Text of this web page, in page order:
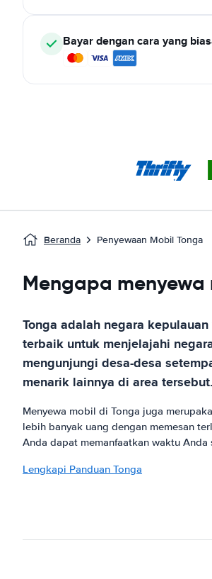
Bayar dengan cara yang
Beranda Penyewaan Mobil Tonga
Mengapa menyewa
Tonga adalah negara
terbaik untuk menjelajahi
mengunjungi desa-desa
menarik lainnya di area tersebut.
Menyewa mobil di Tonga juga
lebih banyak uang dengan memesan
Anda dapat memanfaatkan waktu
Lengkapi Panduan Tonga